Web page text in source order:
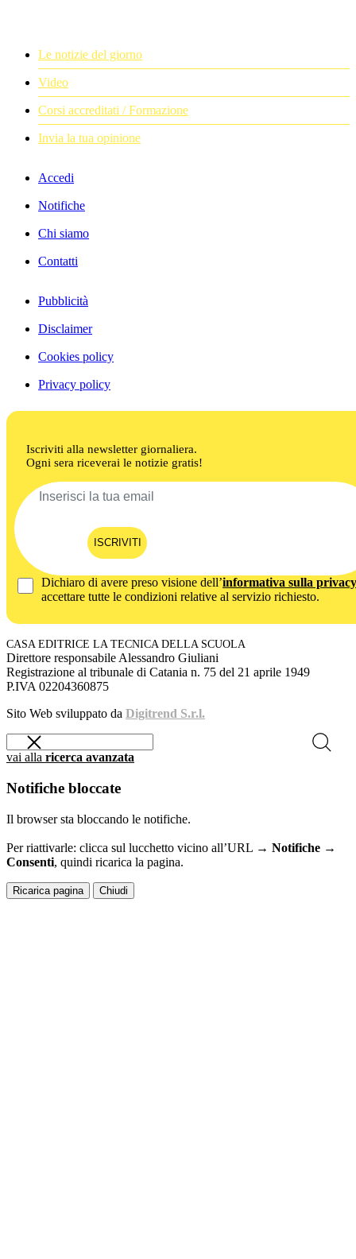
Le notizie del giorno
Video
Corsi accreditati / Formazione
Invia la tua opinione
Accedi
Notifiche
Chi siamo
Contatti
Pubblicità
Disclaimer
Cookies policy
Privacy policy
Iscriviti alla newsletter giornaliera.
Ogni sera riceverai le notizie gratis!
ISCRIVITI
Dichiaro di avere preso visione dell’informativa sulla privacy
accettare tutte le condizioni relative al servizio richiesto.
CASA EDITRICE LA TECNICA DELLA SCUOLA
Direttore responsabile Alessandro Giuliani
Registrazione al tribunale di Catania n. 75 del 21 aprile 1949
P.IVA 02204360875
Sito Web sviluppato da Digitrend S.r.l.
vai alla ricerca avanzata
Notifiche bloccate
Il browser sta bloccando le notifiche.
Per riattivarle: clicca sul lucchetto vicino all’URL → Notifiche →
Consenti, quindi ricarica la pagina.
Ricarica pagina Chiudi